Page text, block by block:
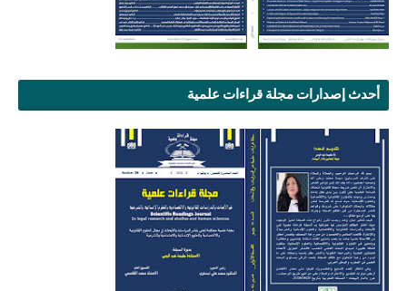
أحدث إصدارات مجلة قراءات علمية